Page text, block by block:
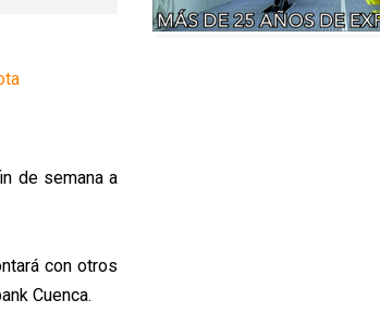
de semana a
con otros
Cuenca.